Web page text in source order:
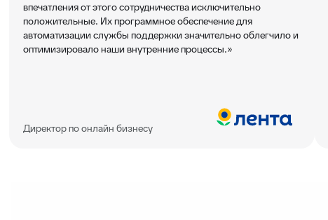
впечатления от этого сотрудничества исключительно
положительные. Их программное обеспечение для
автоматизации службы поддержки значительно облегчило и
оптимизировало наши внутренние процессы.»
Директор по онлайн бизнесу